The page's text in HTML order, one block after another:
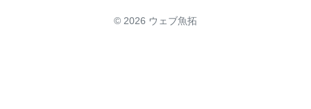
© 2026 ウェブ魚拓